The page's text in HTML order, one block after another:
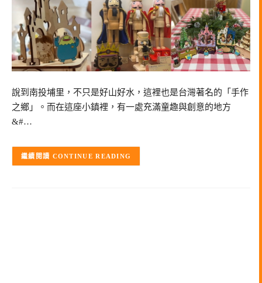
說到南投埔里，不只是好山好水，這裡也是台灣著名的「手作
之鄉」。而在這座小鎮裡，有一處充滿童趣與創意的地方
&#…
CONTINUE READING